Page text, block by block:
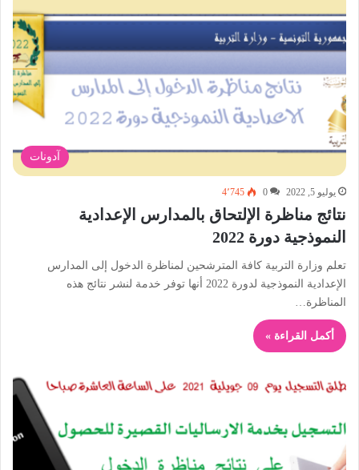
آدونات
يوليو 5, 2022 0 4٬745
نتائج مناظرة الإلتحاق بالمدارس الإعدادية
النموذجية دورة 2022
تعلم وزارة التربية كافة المترشحين لمناظرة الدخول إلى المدارس
الإعدادية النموذجية لدورة 2022 أنها توفر خدمة لنشر نتائج هذه
المناظرة…
أكمل القراءة »